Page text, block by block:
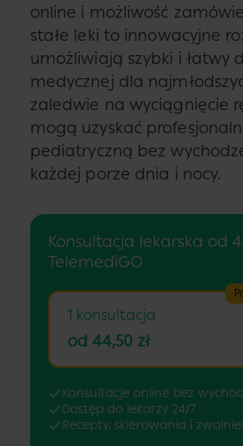
online i możliwość
stałe leki to innowacyjne
umożliwiają szybki i łatwy
medycznej dla
zaledwie na wyciągnięcie
mogą uzyskać
pediatryczną bez
każdej porze dnia i nocy.
Konsultacja lekarska od
TelemediGO
1 konsultacja
od 44,50 zł
Konsultacje online bez
Dostęp do lekarzy 24/7
Recepty, skierowania i